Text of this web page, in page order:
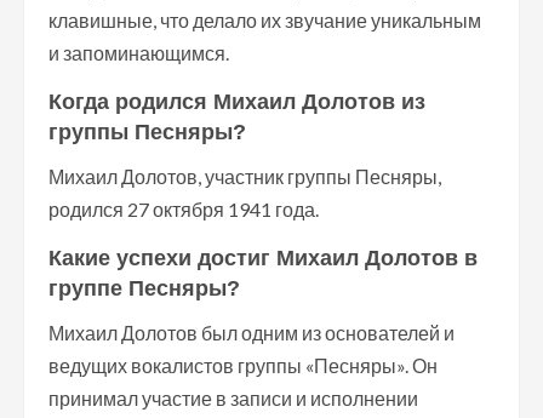
клавишные, что делало их звучание уникальным
и запоминающимся.
Когда родился Михаил Долотов из
группы Песняры?
Михаил Долотов, участник группы Песняры,
родился 27 октября 1941 года.
Какие успехи достиг Михаил Долотов в
группе Песняры?
Михаил Долотов был одним из основателей и
ведущих вокалистов группы «Песняры». Он
принимал участие в записи и исполнении